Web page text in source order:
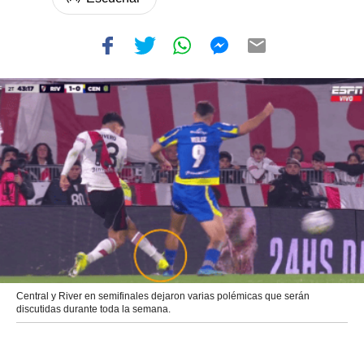
Central y River en semifinales dejaron varias polémicas que serán
discutidas durante toda la semana.